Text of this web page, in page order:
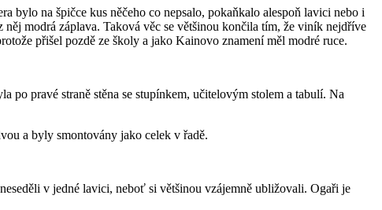
bylo na špičce kus něčeho co nepsalo, pokaňkalo alespoň lavici nebo i
modrá záplava. Taková věc se většinou končila tím, že viník nejdříve
přišel pozdě ze školy a jako Kainovo znamení měl modré ruce.
pravé straně stěna se stupínkem, učitelovým stolem a tabulí. Na
a byly smontovány jako celek v řadě.
v jedné lavici, neboť si většinou vzájemně ubližovali. Ogaři je